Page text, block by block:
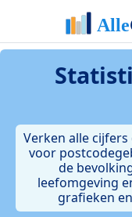
Verken alle
voor
de
leefomgeving
grafieken